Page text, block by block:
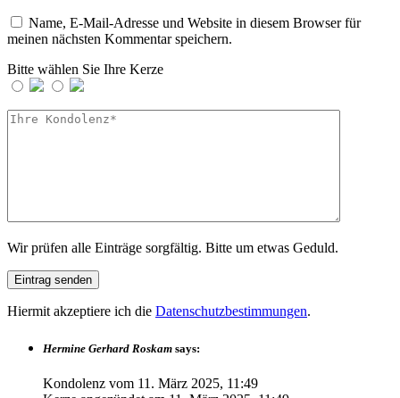
Name, E-Mail-Adresse und Website in diesem Browser für
meinen nächsten Kommentar speichern.
Bitte wählen Sie Ihre Kerze
Wir prüfen alle Einträge sorgfältig. Bitte um etwas Geduld.
Hiermit akzeptiere ich die Datenschutzbestimmungen.
Hermine Gerhard Roskam says:
Kondolenz vom 11. März 2025, 11:49